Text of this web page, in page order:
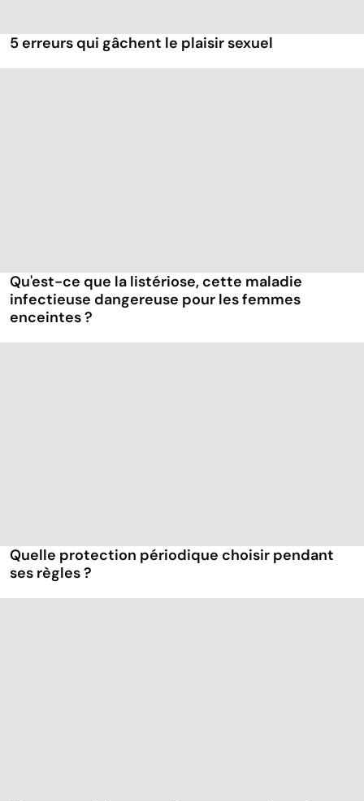
5 erreurs qui gâchent le plaisir sexuel
Qu'est-ce que la listériose, cette maladie
infectieuse dangereuse pour les femmes
enceintes ?
Quelle protection périodique choisir pendant
ses règles ?